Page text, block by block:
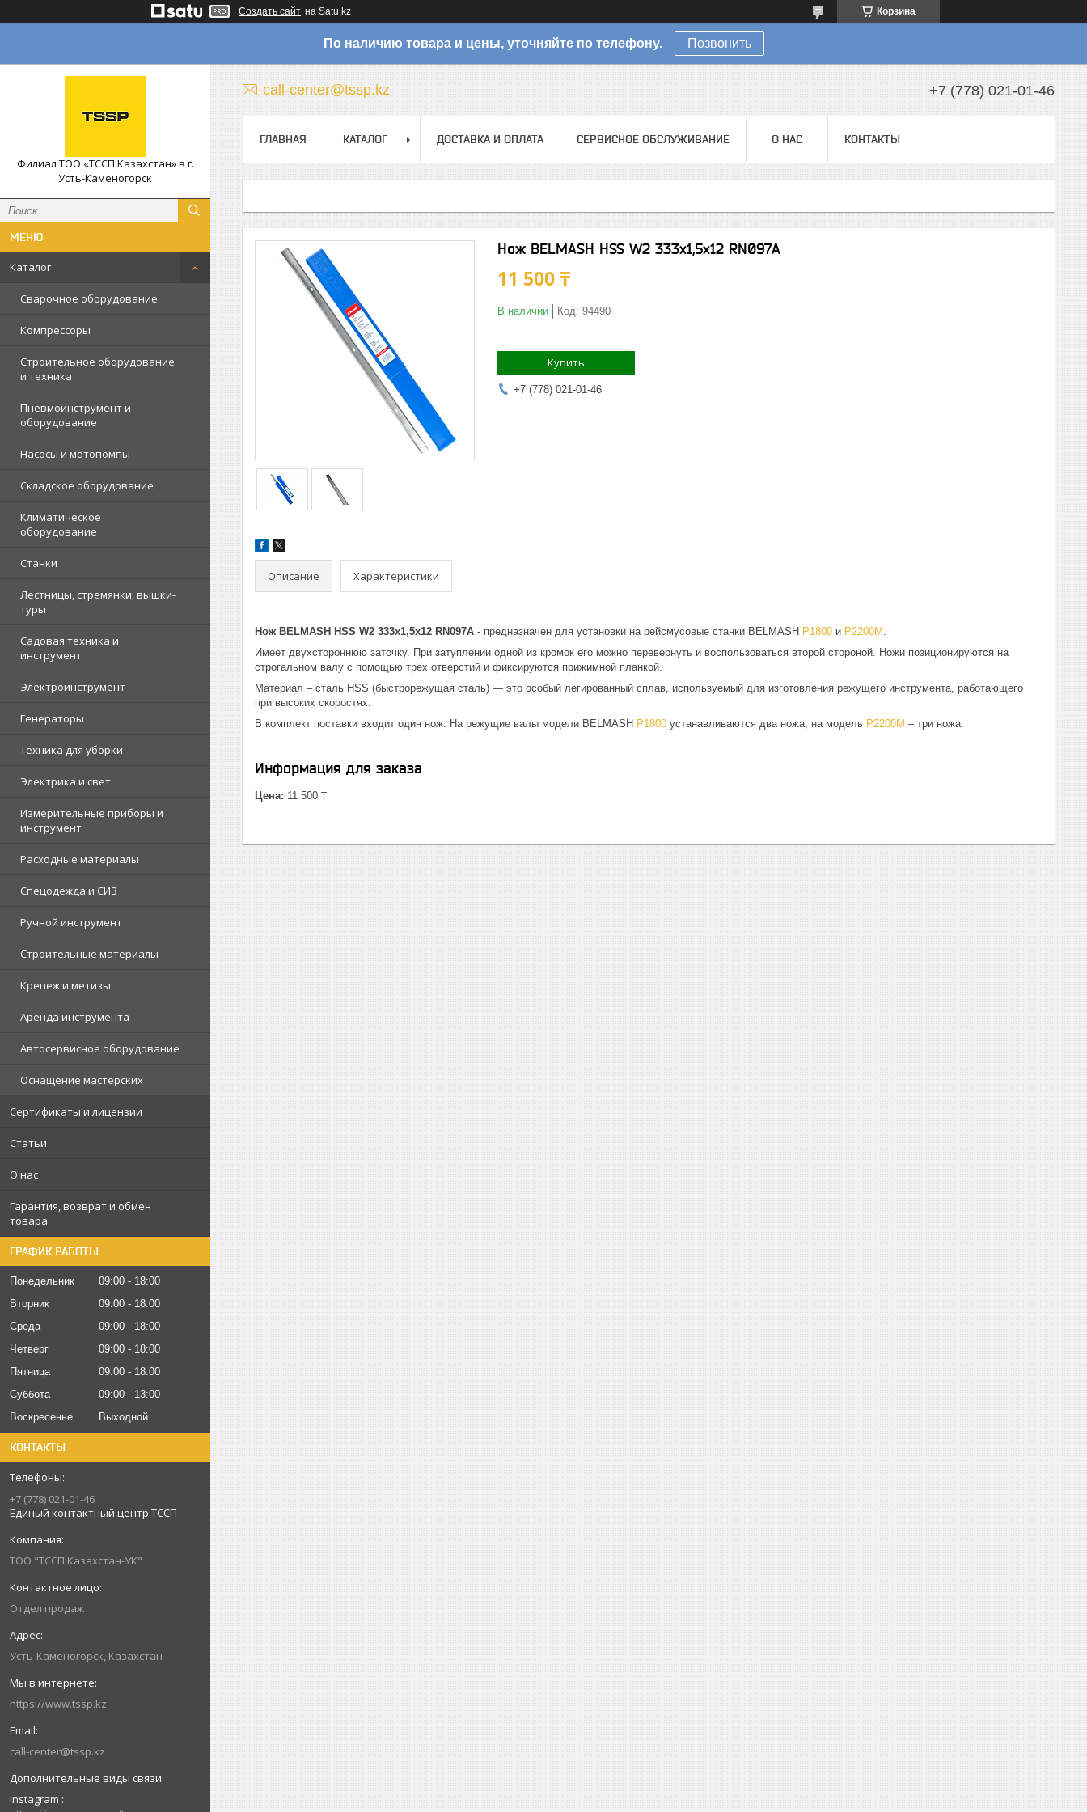
Создать сайт на Satu.kz Корзина
По наличию товара и цены, уточняйте по телефону. Позвонить
Филиал ТОО «ТССП Казахстан» в г.
Усть-Каменогорск
Каталог
Сварочное оборудование
Компрессоры
Строительное оборудование
и техника
Пневмоинструмент и
оборудование
Насосы и мотопомпы
Складское оборудование
Климатическое
оборудование
Станки
Лестницы, стремянки, вышки-
туры
Садовая техника и
инструмент
Электроинструмент
Генераторы
Техника для уборки
Электрика и свет
Измерительные приборы и
инструмент
Расходные материалы
Спецодежда и СИЗ
Ручной инструмент
Строительные материалы
Крепеж и метизы
Аренда инструмента
Автосервисное оборудование
Оснащение мастерских
Сертификаты и лицензии
Статьи
О нас
Гарантия, возврат и обмен
товара
ГРАФИК РАБОТЫ
Понедельник 09:00
18:00
Вторник
09:00
18:00
Среда
09:00
18:00
Четверг
09:00
18:00
Пятница
09:00
18:00
Суббота
09:00
13:00
Воскресенье
Выходной
КОНТАКТЫ
+7 (778) 021-01-46
Единый контактный центр ТССП
ТОО "ТССП Казахстан-УК"
Отдел продаж
Усть-Каменогорск, Казахстан
https://www.tssp.kz
call-center@tssp.kz
Instagram
call-center@tssp.kz +7 (778) 021-01-46
ГЛАВНАЯ КАТАЛОГ ДОСТАВКА И ОПЛАТА СЕРВИСНОЕ ОБСЛУЖИВАНИЕ О НАС КОНТАКТЫ
Нож BELMASH HSS W2 333х1,5х12 RN097A
11 500 ₸
В наличии Код: 94490
Купить
+7 (778) 021-01-46
Описание Характеристики
Нож BELMASH HSS W2 333х1,5х12 RN097A - предназначен для установки на рейсмусовые станки BELMASH P1800 и P2200M .
Имеет двухстороннюю заточку. При затуплении одной из кромок его можно перевернуть и воспользоваться второй стороной. Ножи позиционируются на
строгальном валу с помощью трех отверстий и фиксируются прижимной планкой.
Материал – сталь HSS (быстрорежущая сталь) — это особый легированный сплав, используемый для изготовления режущего инструмента, работающего
при высоких скоростях.
В комплект поставки входит один нож. На режущие валы модели BELMASH P1800 устанавливаются два ножа, на модель P2200M – три ножа.
Информация для заказа
Цена: 11 500 ₸